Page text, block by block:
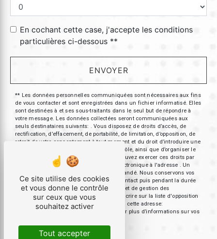
En cochant cette case, j'accepte les conditions
particulières ci-dessous **
ENVOYER
** Les données personnelles communiquées sont nécessaires aux fins
de vous contacter et sont enregistrées dans un fichier informatisé. Elles
sont destinées à et ses sous-traitants dans le seul but de répondre à
votre message. Les données collectées seront communiquées aux
seuls destinataires suivants: . Vous disposez de droits d’accès, de
rectification, d’effacement, de portabilité, de limitation, d’opposition, de
retrait de votre consentement à tout moment et du droit d’introduire une
réclamation auprès d’une autorité de contrôle, ainsi que d’organiser le
sort de vos données post-mortem. Vous pouvez exercer ces droits par
voie postale à l'adresse ou par courrier électronique à l'adresse . Un
justificatif d'identité pourra vous être demandé. Nous conservons vos
données pendant la période de prise de contact puis pendant la durée
de prescription légale aux fins probatoires et de gestion des
contentieux. Vous avez le droit de vous inscrire sur la liste d'opposition
au démarchage téléphonique, disponible à cette adresse:
. Consultez le site cnil.fr pour plus d’informations sur vos
Ce site utilise des cookies
et vous donne le contrôle
sur ceux que vous
souhaitez activer
Tout accepter